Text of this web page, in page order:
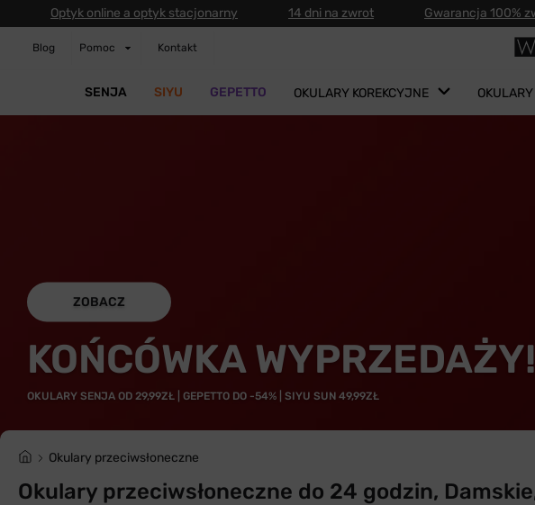
Optyk online a optyk stacjonarny 14 dni na zwrot Gwarancja 100%
Blog Pomoc Kontakt
SENJA SIYU GEPETTO OKULARY KOREKCYJNE
ZOBACZ
KOŃCÓWKA WYPRZEDAŻY!
OKULARY SENJA OD 29,99ZŁ | GEPETTO DO -54% | SIYU SUN 49,99ZŁ
Okulary przeciwsłoneczne
Okulary przeciwsłoneczne do 24 godzin,